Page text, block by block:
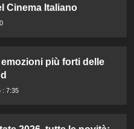
Cinema Italiano
più forti delle
: 7:35